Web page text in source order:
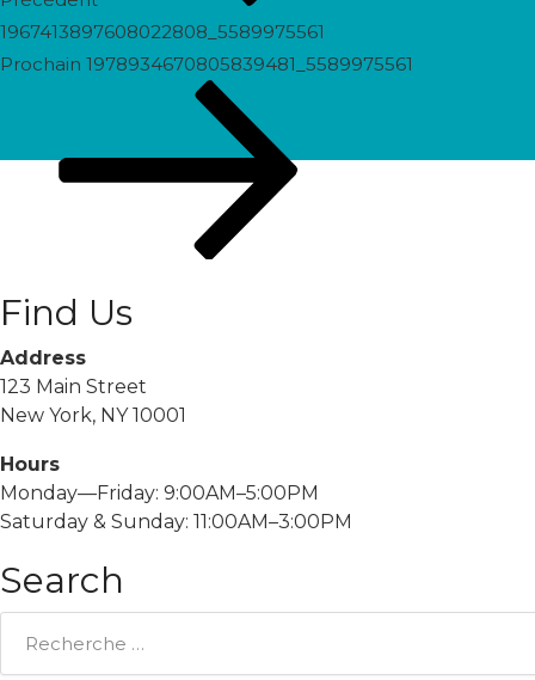
1967413897608022808_5589975561
Prochain
Prochain 1978934670805839481_5589975561
Find Us
Address
123 Main Street
New York, NY 10001
Hours
Monday—Friday: 9:00AM–5:00PM
Saturday & Sunday: 11:00AM–3:00PM
Search